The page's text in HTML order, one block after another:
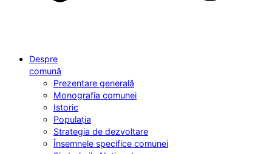
Despre
comună
Prezentare generală
Monografia comunei
Istoric
Populația
Strategia de dezvoltare
Însemnele specifice comunei